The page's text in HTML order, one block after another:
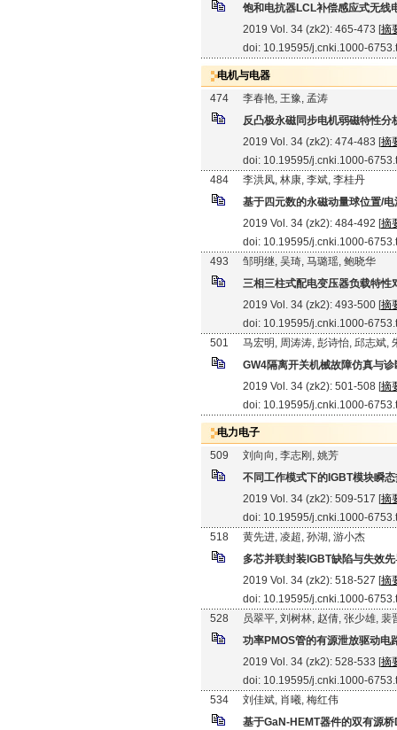
饱和电抗器LCL补偿感应式无线
2019 Vol. 34 (zk2): 465-473 [摘
doi: 10.19595/j.cnki.1000-
电机与电器
474
李春艳, 王豫, 孟涛
反凸极永磁同步电机弱磁特性分
2019 Vol. 34 (zk2): 474-483 [摘
doi: 10.19595/j.cnki.1000-
484
李洪凤, 林康, 李斌, 李桂丹
基于四元数的永磁动量球位置/
2019 Vol. 34 (zk2): 484-492 [摘
doi: 10.19595/j.cnki.1000-
493
邹明继, 吴琦, 马璐瑶, 鲍晓华
三相三柱式配电变压器负载特性
2019 Vol. 34 (zk2): 493-500 [摘
doi: 10.19595/j.cnki.1000-
501
马宏明, 周涛涛, 彭诗怡, 邱志斌,
GW4隔离开关机械故障仿真与诊
2019 Vol. 34 (zk2): 501-508 [摘
doi: 10.19595/j.cnki.1000-
电力电子
509
刘向向, 李志刚, 姚芳
不同工作模式下的IGBT模块瞬
2019 Vol. 34 (zk2): 509-517 [摘
doi: 10.19595/j.cnki.1000-
518
黄先进, 凌超, 孙湖, 游小杰
多芯并联封装IGBT缺陷与失效
2019 Vol. 34 (zk2): 518-527 [摘
doi: 10.19595/j.cnki.1000-
528
员翠平, 刘树林, 赵倩, 张少雄, 裴
功率PMOS管的有源泄放驱动电
2019 Vol. 34 (zk2): 528-533 [摘
doi: 10.19595/j.cnki.1000-
534
刘佳斌, 肖曦, 梅红伟
基于GaN-HEMT器件的双有源